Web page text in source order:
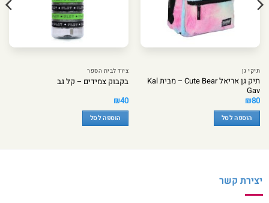
תיקי גן
תיק גן אריאל Cute Bear – מבית Kal
Gav
₪80
הוספה לסל
ציוד לבית הספר
בקבוק צמידים – קל גב
₪40
הוספה לסל
יצירת קשר